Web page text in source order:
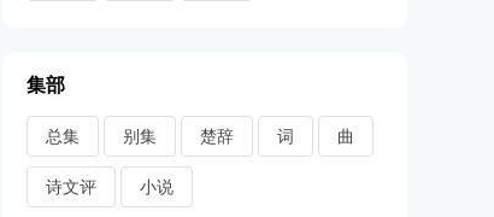
集部
总集 别集 楚辞 词 曲
诗文评 小说